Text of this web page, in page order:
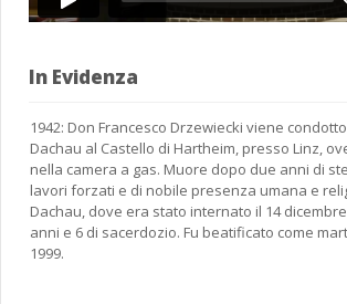
In Evidenza
1942: Don Francesco Drzewiecki viene
Dachau al Castello di Hartheim, presso Linz,
nella camera a gas. Muore dopo due anni di
lavori forzati e di nobile presenza umana e
Dachau, dove era stato internato il 14
anni e 6 di sacerdozio. Fu beatificato come
1999.